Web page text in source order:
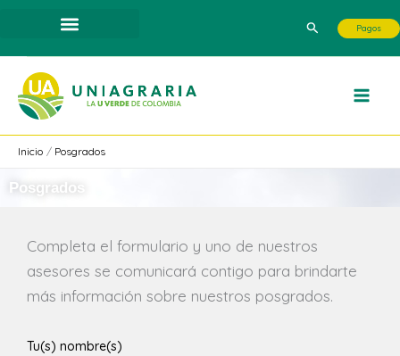
contenido
Buscar Pagos
Inicio Posgrados
Posgrados
Completa el formulario y uno de nuestros
asesores se comunicará contigo para brindarte
más información sobre nuestros posgrados.
Tu(s) nombre(s)